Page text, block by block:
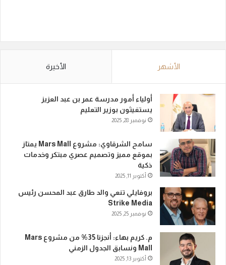
الأشهر الأخيرة
أولياء أمور مدرسة عمر بن عبد العزيز
يستغيثون بوزير التعليم
نوفمبر 28, 2025
سامح الشرقاوي: مشروع Mars Mall يمتاز
بموقع مميز وتصميم عصري مبتكر وخدمات
ذكية
أكتوبر 11, 2025
بروفايلي تنعي والد طارق عبد المحسن رئيس
Strike Media
نوفمبر 25, 2025
م. كريم بهاء: أنجزنا 35% من مشروع Mars
Mall ونسابق الجدول الزمني
أكتوبر 13, 2025